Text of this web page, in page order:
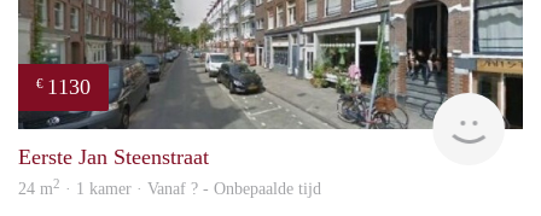
€ 1130
Eerste Jan Steenstraat
24 m2 · 1 kamer · Vanaf ? - Onbepaalde tijd